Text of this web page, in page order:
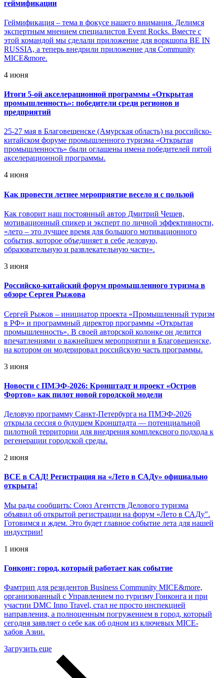
геймификации
Геймификация – тема в фокусе нашего внимания. Делимся
экспертным мнением специалистов Event Rocks. Вместе с
этой командой мы сделали приложение для воркшопа BE IN
RUSSIA, а теперь внедрили приложение для Community
MICE&more.
4 июня
Итоги 5-ой акселерационной программы «Открытая
промышленность»: победители среди регионов и
предприятий
25-27 мая в Благовещенске (Амурская область) на российско-
китайском форуме промышленного туризма «Открытая
промышленность» были оглашены имена победителей пятой
акселерационной программы.
4 июня
Как провести летнее мероприятие весело и с пользой
Как говорит наш постоянный автор Дмитрий Чешев,
мотивационный спикер и эксперт по личной эффективности,
«лето – это лучшее время для большого мотивационного
события, которое объединяет в себе деловую,
образовательную и развлекательную части».
3 июня
Российско-китайский форум промышленного туризма в
обзоре Сергея Рыжова
Сергей Рыжов – инициатор проекта «Промышленный туризм
в РФ» и программный директор программы «Открытая
промышленность». В своей авторской колонке он делится
впечатлениями о важнейшем мероприятии в Благовещенске,
на котором он модерировал российскую часть программы.
3 июня
Новости с ПМЭФ-2026: Кронштадт и проект «Остров
Фортов» как пилот новой городской модели
Деловую программу Санкт-Петербурга на ПМЭФ-2026
открыла сессия о будущем Кронштадта — потенциальной
пилотной территории для внедрения комплексного подхода к
регенерации городской среды.
2 июня
ВСЕ в САД! Регистрация на «Лето в САДу» официально
открыта!
Мы рады сообщить: Союз Агентств Делового туризма
объявил об открытой регистрации на форум «Лето в САДу".
Готовимся и ждем. Это будет главное событие лета для нашей
индустрии!
1 июня
Гонконг: город, который работает как событие
Фамтрип для резидентов Business Community MICE&more,
организованный с Управлением по туризму Гонконга и при
участии DMC Inno Travel, стал не просто инспекцией
направления, а полноценным погружением в город, который
сегодня заявляет о себе как об одном из ключевых MICE-
хабов Азии.
Загрузить еще